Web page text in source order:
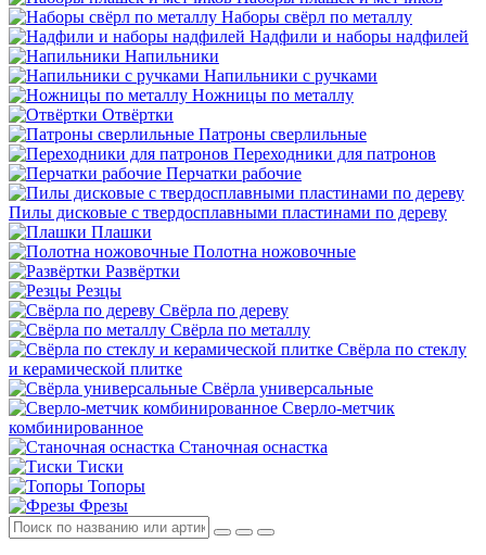
Наборы свёрл по металлу
Надфили и наборы надфилей
Напильники
Напильники с ручками
Ножницы по металлу
Отвёртки
Патроны сверлильные
Переходники для патронов
Перчатки рабочие
Пилы дисковые с твердосплавными пластинами по дереву
Плашки
Полотна ножовочные
Развёртки
Резцы
Свёрла по дереву
Свёрла по металлу
Свёрла по стеклу
и керамической плитке
Свёрла универсальные
Сверло-метчик
комбинированное
Станочная оснастка
Тиски
Топоры
Фрезы